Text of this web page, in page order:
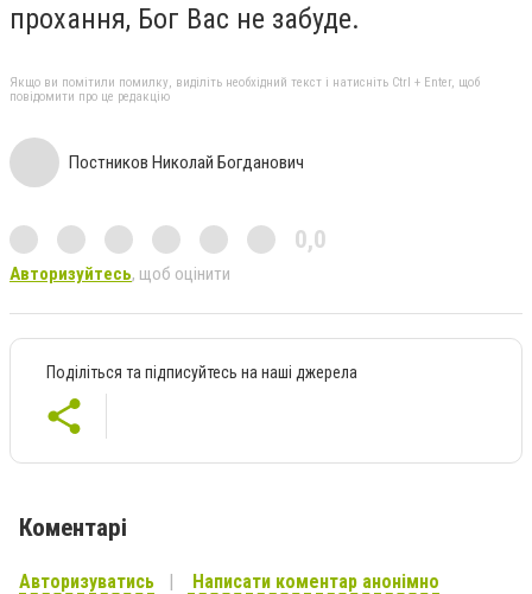
прохання, Бог Вас не забуде.
Якщо ви помітили помилку, виділіть необхідний текст і натисніть Ctrl + Enter, щоб
повідомити про це редакцію
Постников Николай Богданович
0,0
Авторизуйтесь, щоб оцінити
Поділіться та підписуйтесь на наші джерела
Коментарі
Авторизуватись Написати коментар анонімно